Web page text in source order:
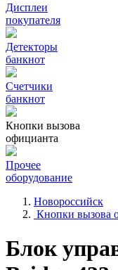
Дисплеи
покупателя
Детекторы
банкнот
Счетчики
банкнот
Кнопки вызова
официанта
Прочее
оборудование
Новороссийск
Кнопки вызова
Блок